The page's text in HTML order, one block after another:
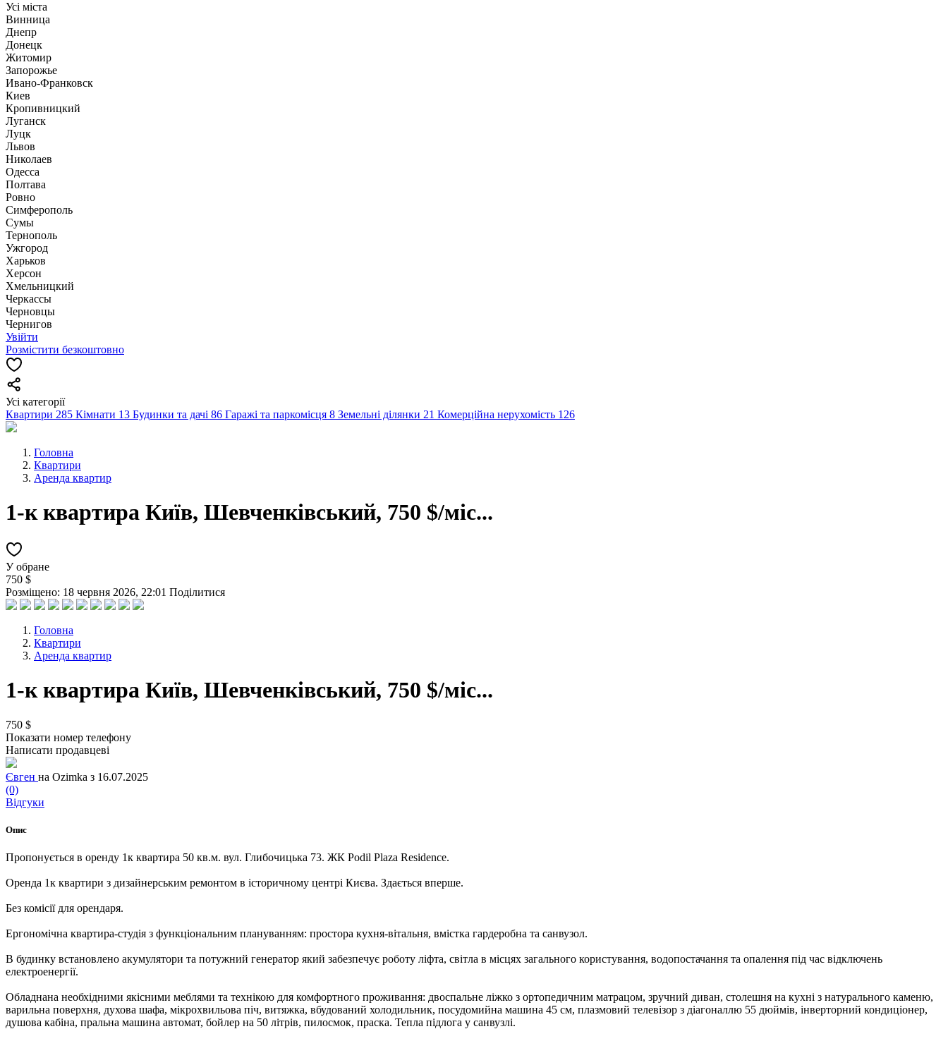
Усі міста
Винница
Днепр
Донецк
Житомир
Запорожье
Ивано-Франковск
Киев
Кропивницкий
Луганск
Луцк
Львов
Николаев
Одесса
Полтава
Ровно
Симферополь
Сумы
Тернополь
Ужгород
Харьков
Херсон
Хмельницкий
Черкассы
Чернoвцы
Чернигов
Увійти
Розмістити безкоштовно
Усі категорії
Квартири 285 Кімнати 13 Будинки та дачі 86 Гаражі та паркомісця 8 Земельні ділянки 21 Комерційна нерухомість 126
Головна
Квартири
Аренда квартир
1-к квартира Київ, Шевченківський, 750 $/міс...
У обране
750 $
Розміщено: 18 червня 2026, 22:01 Поділитися
Головна
Квартири
Аренда квартир
1-к квартира Київ, Шевченківський, 750 $/міс...
750 $
Показати номер телефону
Написати продавцеві
Євген на Ozimka з 16.07.2025
(0)
Відгуки
Опис
Пропонується в оренду 1к квартира 50 кв.м. вул. Глибочицька 73. ЖК Podil Plaza Residence.
Оренда 1к квартири з дизайнерським ремонтом в історичному центрі Києва. Здається вперше.
Без комісії для орендаря.
Ергономічна квартира-студія з функціональним плануванням: простора кухня-вітальня, вмістка гардеробна та санвузол.
В будинку встановлено акумулятори та потужний генератор який забезпечує роботу ліфта, світла в місцях загального користування, водопостачання та опалення під час відключень
електроенергії.
Обладнана необхідними якісними меблями та технікою для комфортного проживання: двоспальне ліжко з ортопедичним матрацом, зручний диван, столешня на кухні з натурального каменю,
варильна поверхня, духова шафа, мікрохвильова піч, витяжка, вбудований холодильник, посудомийна машина 45 см, плазмовий телевізор з діагоналлю 55 дюймів, інверторний кондиціонер,
душова кабіна, пральна машина автомат, бойлер на 50 літрів, пилосмок, праска. Тепла підлога у санвузлі.